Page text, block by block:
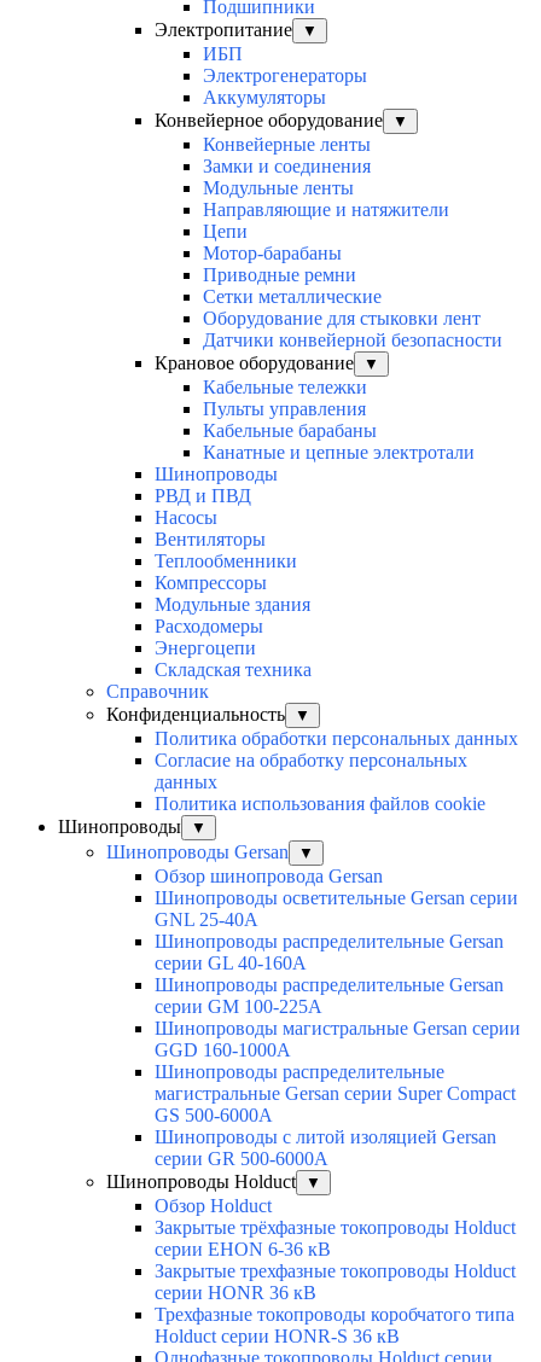
Подшипники
Электропитание
▼
ИБП
Электрогенераторы
Аккумуляторы
Конвейерное оборудование
▼
Конвейерные ленты
Замки и соединения
Модульные ленты
Направляющие и натяжители
Цепи
Мотор-барабаны
Приводные ремни
Сетки металлические
Оборудование для стыковки лент
Датчики конвейерной безопасности
Крановое оборудование
▼
Кабельные тележки
Пульты управления
Кабельные барабаны
Канатные и цепные электротали
Шинопроводы
РВД и ПВД
Насосы
Вентиляторы
Теплообменники
Компрессоры
Модульные здания
Расходомеры
Энергоцепи
Складская техника
Справочник
Конфиденциальность
▼
Политика обработки персональных данных
Согласие на обработку персональных
данных
Политика использования файлов cookie
Шинопроводы
▼
Шинопроводы Gersan ▼
Обзор шинопровода Gersan
Шинопроводы осветительные Gersan серии
GNL 25-40А
Шинопроводы распределительные Gersan
серии GL 40-160А
Шинопроводы распределительные Gersan
серии GМ 100-225А
Шинопроводы магистральные Gersan серии
GGD 160-1000А
Шинопроводы распределительные
магистральные Gersan серии Super Сompact
GS 500-6000А
Шинопроводы с литой изоляцией Gersan
серии GR 500-6000А
Шинопроводы Holduct
▼
Обзор Holduct
Закрытые трёхфазные токопроводы Holduct
серии EHON 6-36 кВ
Закрытые трехфазные токопроводы Holduct
серии HONR 36 кВ
Трехфазные токопроводы коробчатого типа
Holduct серии HONR-S 36 кВ